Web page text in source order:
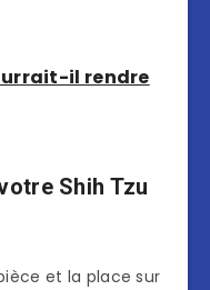
il rendre
Shih Tzu
et la place sur